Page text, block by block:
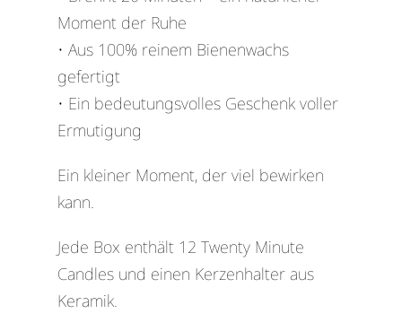
Moment der Ruhe
• Aus 100% reinem Bienenwachs
gefertigt
• Ein bedeutungsvolles Geschenk voller
Ermutigung
Ein kleiner Moment, der viel bewirken
kann.
Jede Box enthält 12 Twenty Minute
Candles und einen Kerzenhalter aus
Keramik.